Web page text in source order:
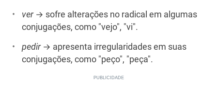
ver → sofre alterações no radical em algumas
conjugações, como "vejo", "vi".
pedir → apresenta irregularidades em suas
conjugações, como "peço", "peça".